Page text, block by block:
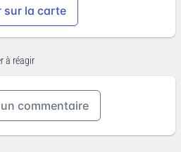
sur la carte
à réagir
commentaire